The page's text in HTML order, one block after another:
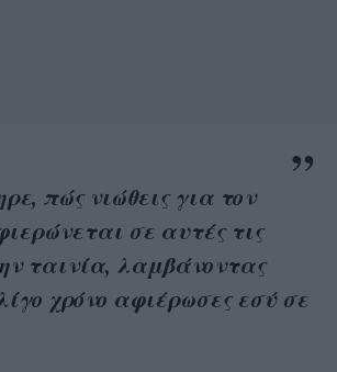
πώς νιώθεις για τον
σε αυτές τις
ταινία, λαμβάνοντας
χρόνο αφιέρωσες εσύ σε